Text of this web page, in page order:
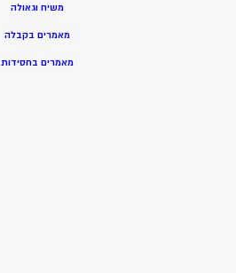
משיח וגאולה
מאמרים בקבלה
מאמרים בחסידות